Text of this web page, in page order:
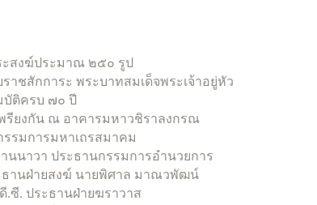
ะสงฆ์ประมาณ ๒๕๐ รูป
าชสักการะ พระบาทสมเด็จพระเจ้าอยู่หัว
บัติครบ ๗๐ ปี
รียงกัน ณ อาคารมหาวชิราลงกรณ
รมการมหาเถรสมาคม
นนาวา ประธานกรรมการอำนวยการ
ธานฝ่ายสงฆ์ นายพิศาล มาณวพัฒน์
.ซี. ประธานฝ่ายฆราวาส